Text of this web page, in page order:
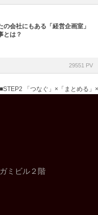
の会社にもある「経営企画室」
とは？
29551 PV
■STEP2 「つなぐ」×「まとめる」
ミビル２階